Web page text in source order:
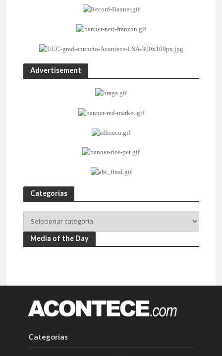
Advertisement
Categorias
Media of the Day
Categorias